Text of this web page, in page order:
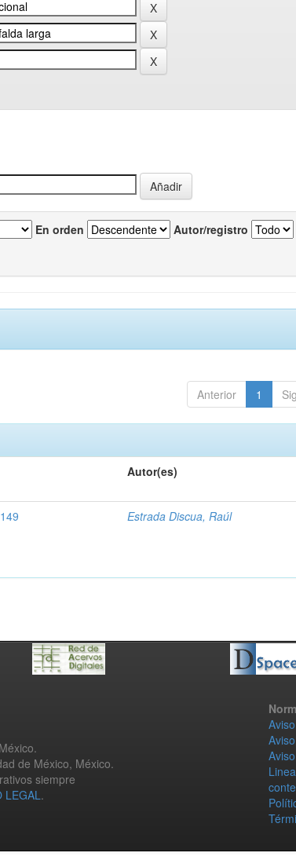
En orden Autor/registro
Anterior 1
Autor(es)
Estrada Discua, Raúl
de México, México.
siempre
LEGAL.